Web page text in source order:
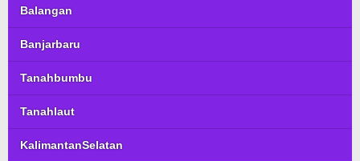
Balangan
Banjarbaru
Tanahbumbu
Tanahlaut
KalimantanSelatan